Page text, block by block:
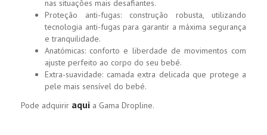
nas situações mais desafiantes.
Proteção anti-fugas: construção robusta, utilizando
tecnologia anti-fugas para garantir a máxima segurança
e tranquilidade.
Anatómicas: conforto e liberdade de movimentos com
ajuste perfeito ao corpo do seu bebé.
Extra-suavidade: camada extra delicada que protege a
pele mais sensível do bebé.
Pode adquirir aqui a Gama Dropline.